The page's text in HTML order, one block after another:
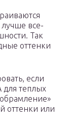
все-
Так
оттенки
если
для теплых
оттенки или